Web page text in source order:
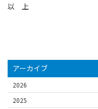
以 上
アーカイブ
2026
2025